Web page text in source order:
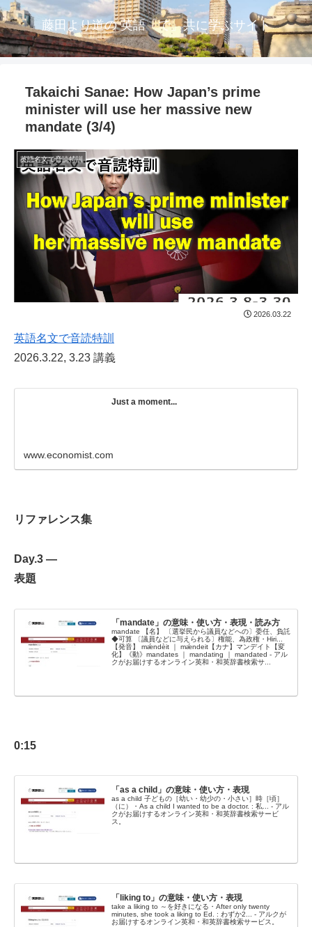
藤田より道の 英語「で」共に学ぶサイト
Takaichi Sanae: How Japan’s prime
minister will use her massive new
mandate (3/4)
英語名文で音読特訓
2026.03.22
英語名文で音読特訓
2026.3.22, 3.23 講義
Just a moment...
www.economist.com
リファレンス集
Day.3 —
表題
「mandate」の意味・使い方・表現・読み方
mandate 【名】 〔選挙民から議員などへの〕委任、負託
◆可算 〔議員などに与えられる〕権能、為政権・Hiri...
【発音】 mǽndèit ｜ mǽndeit【カナ】マンデイト【変
化】《動》mandates ｜ mandating ｜ mandated - アル
クがお届けするオンライン英和・和英辞書検索サ...
0:15
「as a child」の意味・使い方・表現
as a child 子どもの［幼い・幼少の・小さい］時［頃］
（に）・As a child I wanted to be a doctor. : 私... - アル
クがお届けするオンライン英和・和英辞書検索サービ
ス。
「liking to」の意味・使い方・表現
take a liking to ～を好きになる・After only twenty
minutes, she took a liking to Ed. : わずか2... - アルクが
お届けするオンライン英和・和英辞書検索サービス。